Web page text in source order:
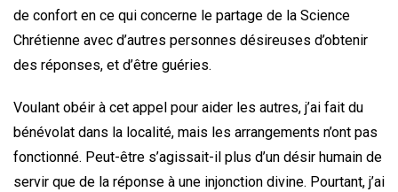
de confort en ce qui concerne le partage de la Science
Chrétienne avec d’autres personnes désireuses d’obtenir
des réponses, et d’être guéries.
Voulant obéir à cet appel pour aider les autres, j’ai fait du
bénévolat dans la localité, mais les arrangements n’ont pas
fonctionné. Peut-être s’agissait-il plus d’un désir humain de
servir que de la réponse à une injonction divine. Pourtant, j’ai